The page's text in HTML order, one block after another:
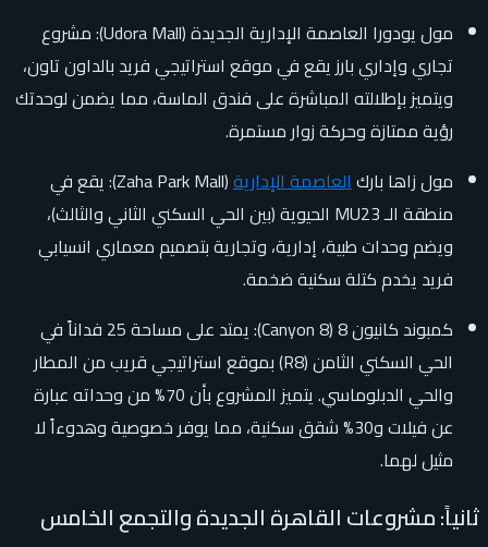
مول يودورا العاصمة الإدارية الجديدة (Udora Mall): مشروع
تجاري وإداري بارز يقع في موقع استراتيجي فريد بالداون تاون،
ويتميز بإطلالته المباشرة على فندق الماسة، مما يضمن لوحدتك
رؤية ممتازة وحركة زوار مستمرة.
مول زاها باركالعاصمة الإدارية
(Zaha Park Mall): يقع في
منطقة الـ MU23 الحيوية (بين الحي السكني الثاني والثالث)،
ويضم وحدات طبية، إدارية، وتجارية بتصميم معماري انسيابي
فريد يخدم كتلة سكنية ضخمة.
كمبوند كانيون 8 (Canyon 8): يمتد على مساحة 25 فداناً في
الحي السكني الثامن (R8) بموقع استراتيجي قريب من المطار
والحي الدبلوماسي. يتميز المشروع بأن 70% من وحداته عبارة
عن فيلات و30% شقق سكنية، مما يوفر خصوصية وهدوءاً لا
مثيل لهما.
ثانياً: مشروعات القاهرة الجديدة والتجمع الخامس